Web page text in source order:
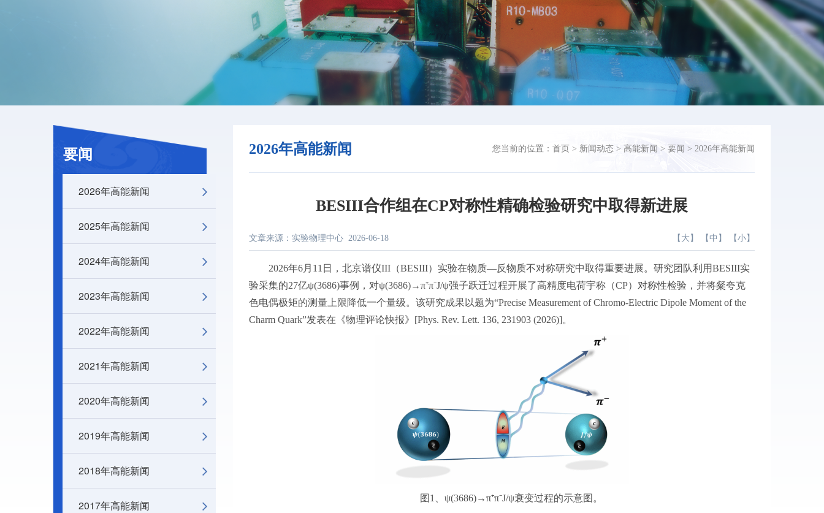
要闻
2026年高能新闻
2025年高能新闻
2024年高能新闻
2023年高能新闻
2022年高能新闻
2021年高能新闻
2020年高能新闻
2019年高能新闻
2018年高能新闻
2017年高能新闻
2026年高能新闻 您当前的位置： 首页 > 新闻动态 > 高能新闻 > 要闻 > 2026年高能新闻
BESIII合作组在CP对称性精确检验研究中取得新进展
文章来源：实验物理中心 2026-06-18 【 大 】 【中 】 【小】
2026年6月11日，北京谱仪III（BESIII）实验在物质—反物质不对称研究中取得重要进展。研究团队利用BESIII实
验采集的27亿ψ(3686)事例，对ψ(3686)→π⁺π⁻J/ψ强子跃迁过程开展了高精度电荷宇称（CP）对称性检验，并将粲夸克
色电偶极矩的测量上限降低一个量级。该研究成果以题为“Precise Measurement of Chromo-Electric Dipole Moment of the
Charm Quark”发表在《物理评论快报》[Phys. Rev. Lett. 136, 231903 (2026)]。
图1、ψ(3686)→π⁺π⁻J/ψ衰变过程的示意图。